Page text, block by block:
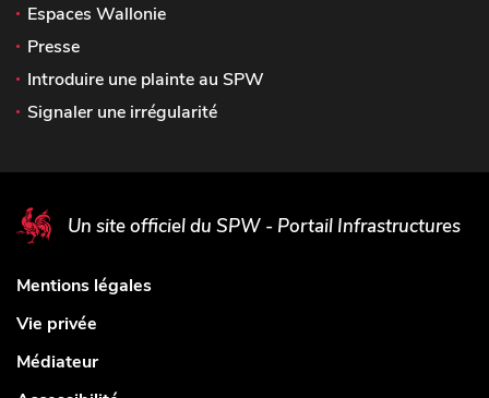
Espaces Wallonie
Presse
Introduire une plainte au SPW
Signaler une irrégularité
Un site officiel du SPW - Portail Infrastructures
Mentions légales
Vie privée
Médiateur